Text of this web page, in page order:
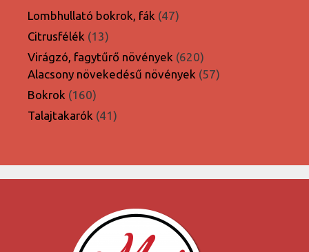
termék
Lombhullató bokrok, fák 4747
Citrusfélék 1313
termék
Virágzó, fagytűrő növények 620620
termék
Alacsony növekedésű növények 5757
Bokrok 160160
termék
Talajtakarók 4141